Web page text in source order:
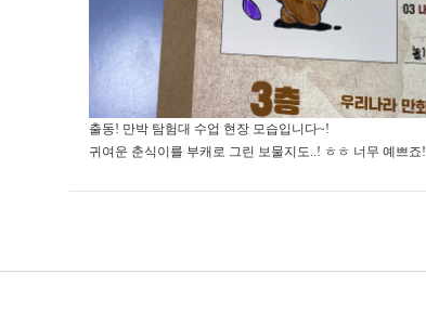
출동! 만박 탐험대 수업 현장 모습입니다~!
귀여운 춘식이를 부캐로 그린 보물지도..! ㅎㅎ 너무 예쁘죠!